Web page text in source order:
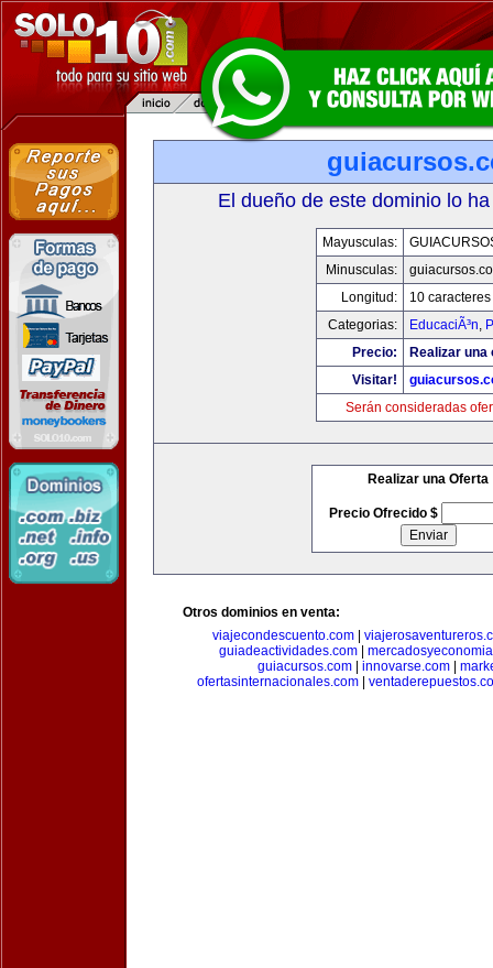
El dueño de este dominio lo
Mayusculas:
Minusculas:
Longitud:
10 caracteres
Categorias:
EducaciÃ³n,
Precio:
Realizar una
Visitar!
Serán consideradas
Realizar una Oferta
Precio Ofrecido $
Otros dominios en venta:
viajecondescuento.com
guiadeactividades.com|
guiacursos.com| innovarse.com|
ofertasinternacionales.com|